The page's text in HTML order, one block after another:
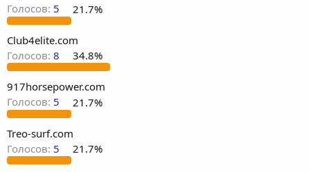
Голосов: 5 21.7%
Club4elite.com
Голосов: 8 34.8%
917horsepower.com
Голосов: 5 21.7%
Treo-surf.com
Голосов: 5 21.7%